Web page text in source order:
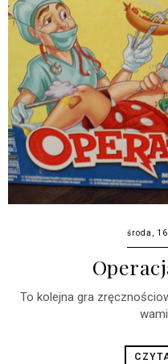
środa,
To kolejna gra